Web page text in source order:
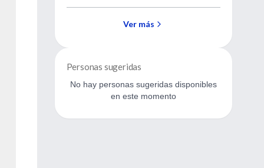
Ver más
Personas sugeridas
No hay personas sugeridas disponibles
en este momento